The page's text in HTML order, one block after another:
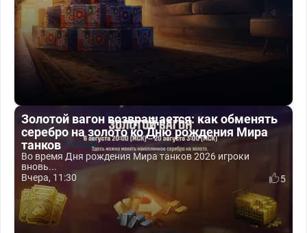
Золотой вагон возвращается: как обменять
серебро на золото ко Дню рождения Мира
танков
Во время Дня рождения Мира танков 2026 игроки
вновь...
Вчера, 11:30
5